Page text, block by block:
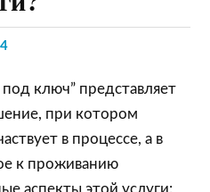
ключ” представляет
при котором
в процессе, а в
к проживанию
аспекты этой услуги: